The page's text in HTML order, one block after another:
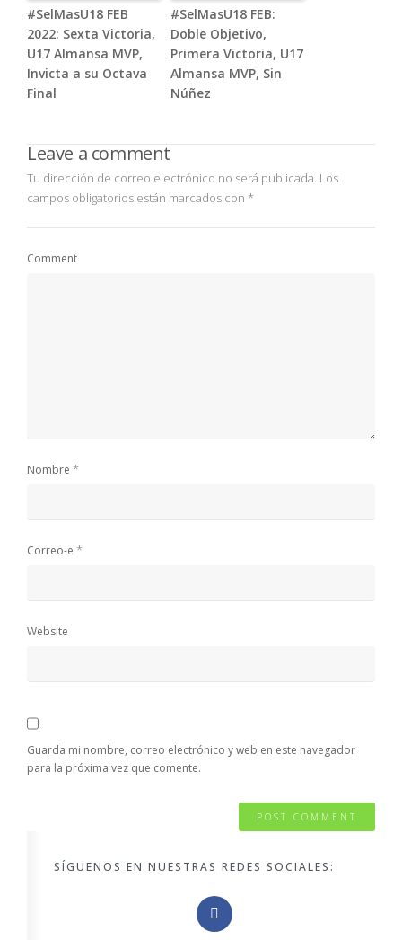
#SelMasU18 FEB
2022: Sexta Victoria,
U17 Almansa MVP,
Invicta a su Octava
Final
#SelMasU18 FEB:
Doble Objetivo,
Primera Victoria, U17
Almansa MVP, Sin
Núñez
Leave a comment
Tu dirección de correo electrónico no será publicada. Los
campos obligatorios están marcados con *
Comment
Nombre *
Correo-e *
Website
Guarda mi nombre, correo electrónico y web en este navegador
para la próxima vez que comente.
SÍGUENOS EN NUESTRAS REDES SOCIALES: